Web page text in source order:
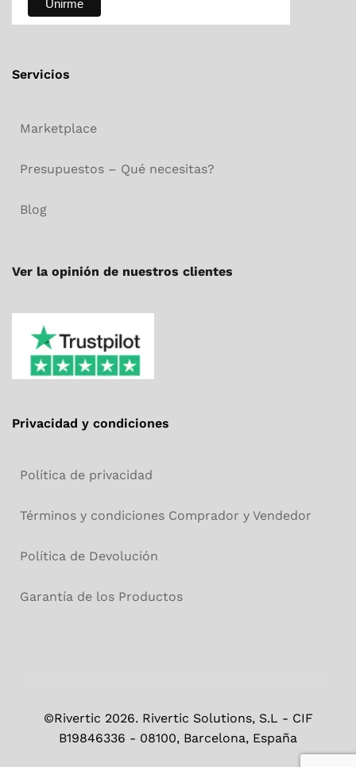
Servicios
Marketplace
Presupuestos – Qué necesitas?
Blog
Ver la opinión de nuestros clientes
Privacidad y condiciones
Política de privacidad
Términos y condiciones Comprador y Vendedor
Política de Devolución
Garantía de los Productos
©Rivertic 2026. Rivertic Solutions, S.L - CIF
B19846336 - 08100, Barcelona, España